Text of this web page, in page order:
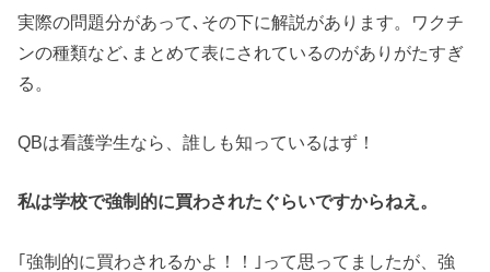
実際の問題分があって､その下に解説があります。ワクチ
ンの種類など､まとめて表にされているのがありがたすぎ
る。
QBは看護学生なら、誰しも知っているはず！
私は学校で強制的に買わされたぐらいですからねえ。
｢強制的に買わされるかよ！！｣って思ってましたが、強